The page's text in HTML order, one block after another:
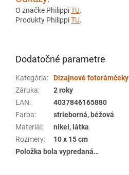
O značke PhilippiTU.
Produkty PhilippiTU.
Dodatočné parametre
Kategória:
Dizajnové fotorámčeky
Záruka:
2 roky
EAN:
4037846165880
Farba:
strieborná, béžová
Materiál :
nikel, látka
Rozmery:
10 x 15 cm
Položka bola vypredaná…